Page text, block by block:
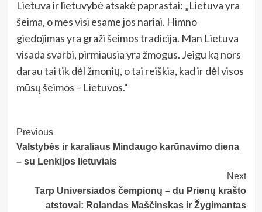
Lietuva ir lietuvybė atsakė paprastai: „Lietuva yra
šeima, o mes visi esame jos nariai. Himno
giedojimas yra graži šeimos tradicija. Man Lietuva
visada svarbi, pirmiausia yra žmogus. Jeigu ką nors
darau tai tik dėl žmonių, o tai reiškia, kad ir dėl visos
mūsų šeimos – Lietuvos.“
Post
Navigation
Previous
Valstybės ir karaliaus Mindaugo karūnavimo diena
– su Lenkijos lietuviais
Next
Tarp Universiados čempionų – du Prienų krašto
atstovai: Rolandas Maščinskas ir Žygimantas